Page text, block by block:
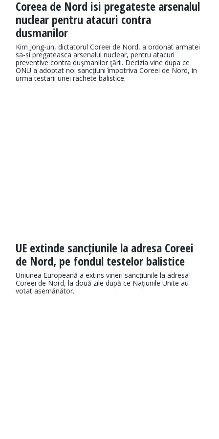
Coreea de Nord isi pregateste arsenalul
nuclear pentru atacuri contra
dusmanilor
Kim Jong-un, dictatorul Coreei de Nord, a ordonat armatei
sa-si pregateasca arsenalul nuclear, pentru atacuri
preventive contra duşmanilor ţării. Decizia vine dupa ce
ONU a adoptat noi sancţiuni împotriva Coreei de Nord, in
urma testarii unei rachete balistice.
UE extinde sancțiunile la adresa Coreei
de Nord, pe fondul testelor balistice
Uniunea Europeană a extins vineri sancțiunile la adresa
Coreei de Nord, la două zile după ce Națiunile Unite au
votat asemănător.